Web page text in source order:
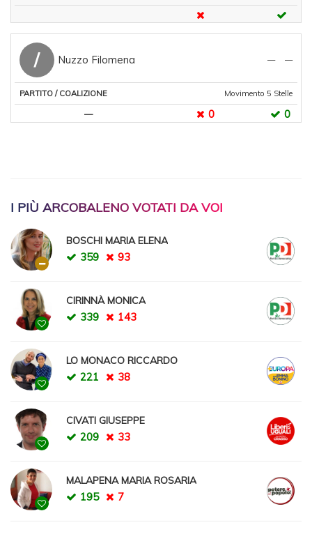
/ Nuzzo Filomena — —
Movimento 5 Stelle
— 0 0
I PIÙ ARCOBALENO VOTATI DA VOI
BOSCHI MARIA ELENA
359 93
CIRINNÀ MONICA
339 143
LO MONACO RICCARDO
221 38
CIVATI GIUSEPPE
209 33
MALAPENA MARIA ROSARIA
195 7